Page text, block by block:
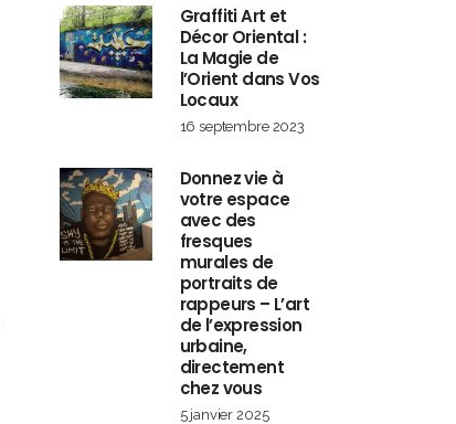
Graffiti Art et
Décor Oriental :
La Magie de
l’Orient dans Vos
Locaux
16 septembre 2023
Donnez vie à
votre espace
avec des
fresques
murales de
portraits de
rappeurs – L’art
de l’expression
urbaine,
directement
chez vous
5 janvier 2025